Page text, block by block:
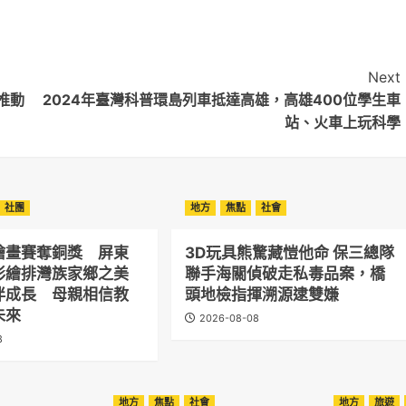
動
Next
2024年臺灣科普環島列車抵達高雄，高雄400位學生車
站、火車上玩科學
社團
畫賽奪銅獎 屏東
繪排灣族家鄉之美
成長 母親相信教
來
地方 焦點 社會
3D玩具熊驚藏愷他命 保三總隊
聯手海關偵破走私毒品案，橋
頭地檢指揮溯源逮雙嫌
2026-08-08
地方 焦點 社會 地方 旅遊